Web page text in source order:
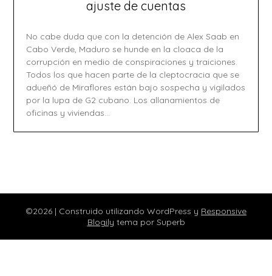
ajuste de cuentas
No cabe duda que con la detención de Alex Saab en
Cabo Verde, Maduro se hunde en la cloaca de la
corrupción en medio de conspiraciones y traiciones.
Todos los que hacen parte de la cleptocracia que se
adueñó de Miraflores están bajo sospecha y vigilados
por la lupa de G2 cubano. Los allanamientos de
oficinas y viviendas…
©2026 | Construido utilizando WordPress y Responsive
Blogily tema por Superb